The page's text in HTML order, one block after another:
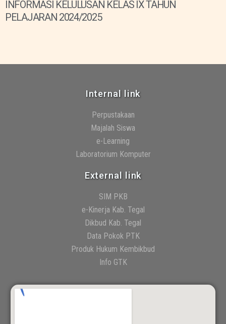
INFORMASI KELULUSAN KELAS IX TAHUN
PELAJARAN 2024/2025
Internal link
Perpustakaan
Majalah Siswa
e-Learning
Laboratorium Komputer
External link
SIM PKB
e-Kinerja Kab. Tegal
Dikbud Kab. Tegal
Data Pokok PTK
Produk Hukum Kembikbud
Info GTK